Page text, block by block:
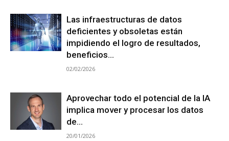
Las infraestructuras de datos
deficientes y obsoletas están
impidiendo el logro de resultados,
beneficios...
02/02/2026
Aprovechar todo el potencial de la IA
implica mover y procesar los datos
de...
20/01/2026